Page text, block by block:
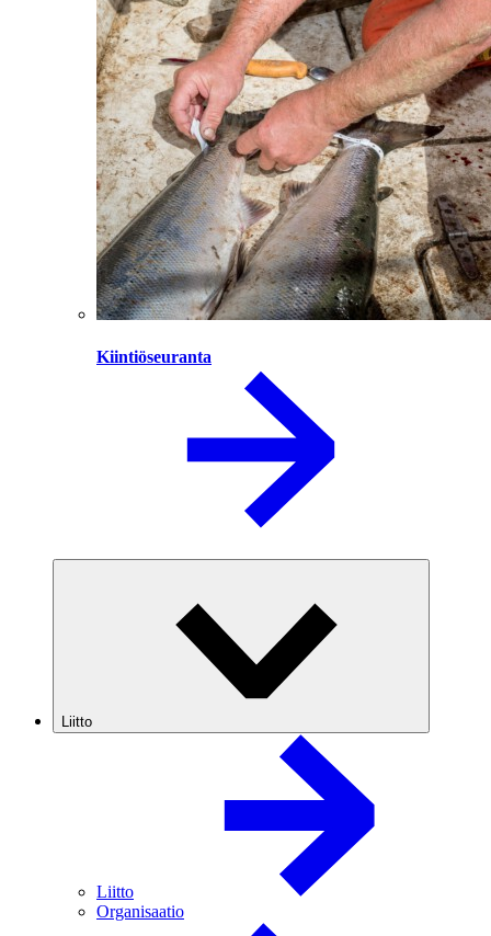
Kiintiöseuranta
Liitto
Liitto
Organisaatio